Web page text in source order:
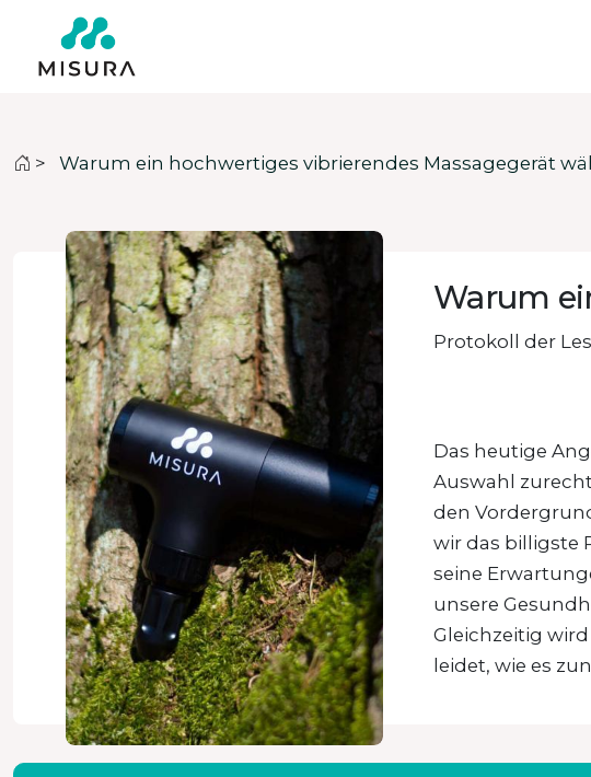
> Warum ein hochwertiges vibrierendes Massagegerät
Warum
Protokoll der
Das heutige
Auswahl
den
wir das billigste
seine
unsere
Gleichzeitig
leidet, wie es